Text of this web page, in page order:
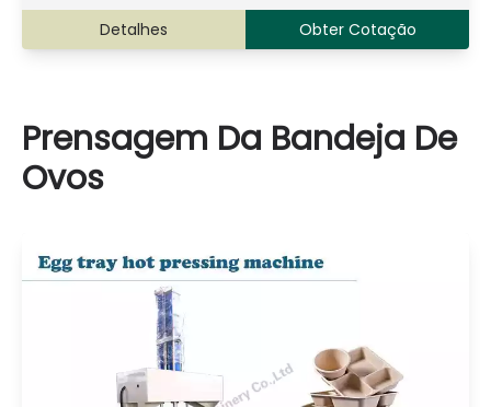
Detalhes Obter Cotação
Prensagem Da Bandeja De
Ovos